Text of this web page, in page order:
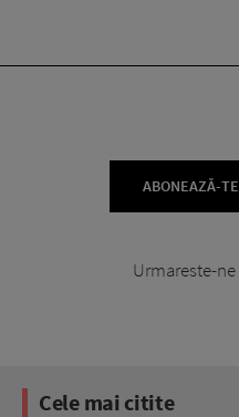
ABONEAZĂ-
Urmareste-ne
Cele mai citite